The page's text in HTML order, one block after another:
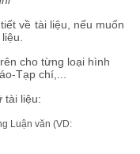
về tài liệu, nếu muốn
cho từng loại hình
Tạp chí,...
tài liệu:
Luận văn (VD: